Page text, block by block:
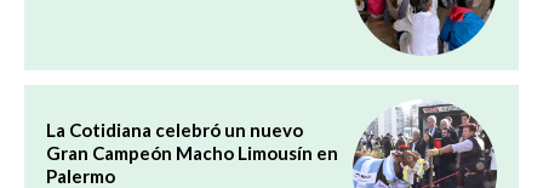
La Cotidiana celebró un nuevo
Gran Campeón Macho Limousín en
Palermo